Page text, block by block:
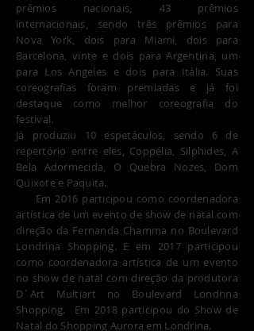
prêmios nacionais, 43 prêmios
internacionais, sendo três prêmios para
Nova York, dois para Miami, dois para
Barcelona, vinte e dois para Argentina, um
para Los Angeles e dois para Itália. Suas
coreografias foram premiadas e já foi
destaque como melhor coreografia do
festival.
Já produziu 10 espetáculos, sendo 6 de
repertório entre eles, Coppélia, Silphides, A
Bela Adormecida, O Quebra Nozes, Dom
Quixote e Paquita.
Em 2016 participou como coordenadora
artística de um evento de show de natal com
direção da Fernanda Chamma no Boulevard
Londrina Shopping. E em 2017 participou
como coordenadora artística de um evento
no show de natal com direção da produtora
D´Art Multiart no Boulevard Londrina
Shopping. Em 2018 participou do Show de
Natal do Shopping Aurora em Londrina.